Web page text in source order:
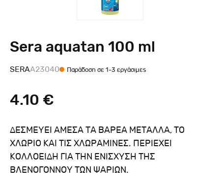
Sera aquatan 100 ml
SERAA23040 Παράδοση σε 1-3 εργάσιμες
4.10 €
ΔΕΣΜΕΥΕΙ ΑΜΕΣΑ ΤΑ ΒΑΡΕΑ ΜΕΤΑΛΛΑ, ΤΟ
ΧΛΩΡΙΟ ΚΑΙ ΤΙΣ ΧΛΩΡΑΜΙΝΕΣ. ΠΕΡΙΕΧΕΙ
ΚΟΛΛΟΕΙΔΗ ΓΙΑ ΤΗΝ ΕΝΙΣΧΥΣΗ ΤΗΣ
ΒΛΕΝΟΓΟΝΝΟΥ ΤΩΝ ΨΑΡΙΩΝ.